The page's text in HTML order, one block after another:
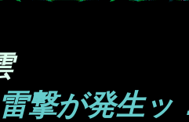
撃が発生ッ